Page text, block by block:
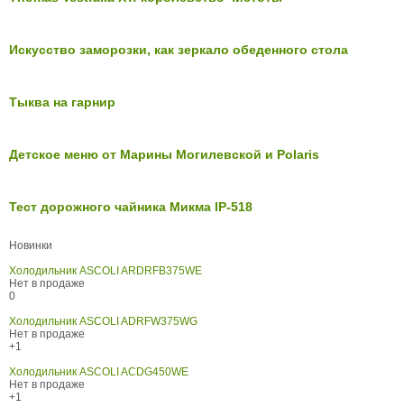
Искусство заморозки, как зеркало обеденного стола
Тыква на гарнир
Детское меню от Марины Могилевской и Polaris
Тест дорожного чайника Микма IP-518
Новинки
Холодильник ASCOLI ARDRFB375WE
Нет в продаже
0
Холодильник ASCOLI ADRFW375WG
Нет в продаже
+1
Холодильник ASCOLI ACDG450WE
Нет в продаже
+1